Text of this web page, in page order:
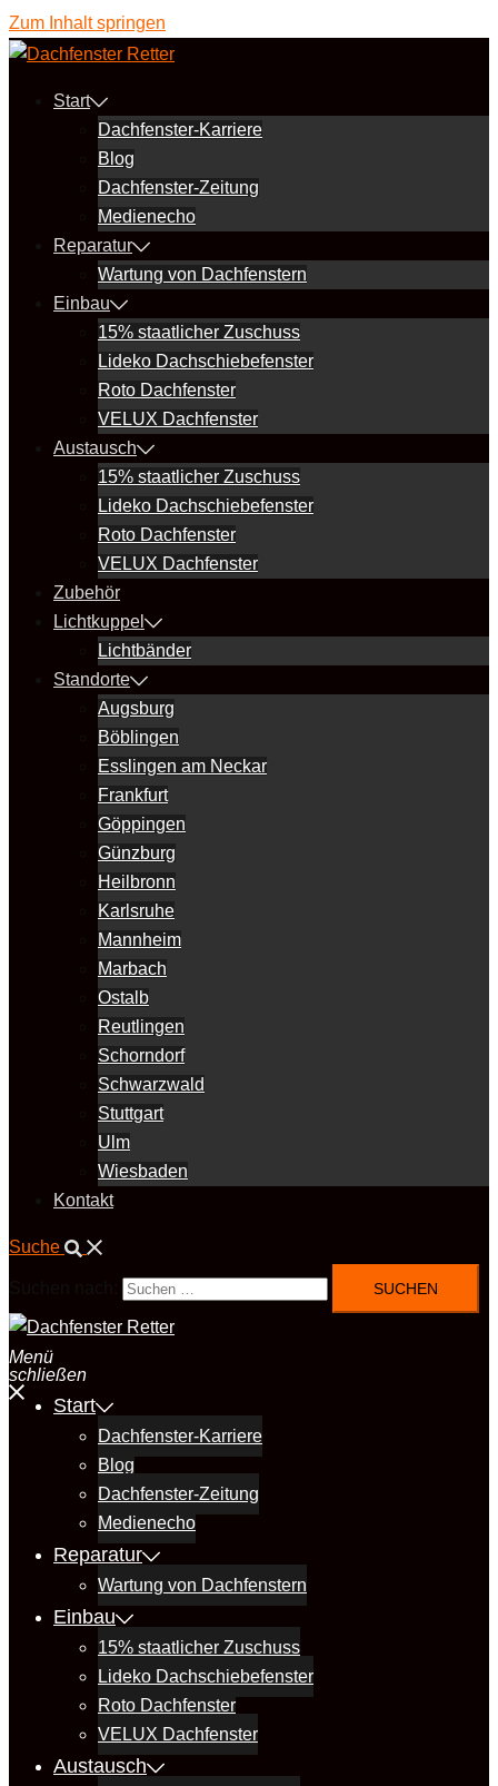
Zum Inhalt springen
Start
Dachfenster-Karriere
Blog
Dachfenster-Zeitung
Medienecho
Reparatur
Wartung von Dachfenstern
Einbau
15% staatlicher Zuschuss
Lideko Dachschiebefenster
Roto Dachfenster
VELUX Dachfenster
Austausch
15% staatlicher Zuschuss
Lideko Dachschiebefenster
Roto Dachfenster
VELUX Dachfenster
Zubehör
Lichtkuppel
Lichtbänder
Standorte
Augsburg
Böblingen
Esslingen am Neckar
Frankfurt
Göppingen
Günzburg
Heilbronn
Karlsruhe
Mannheim
Marbach
Ostalb
Reutlingen
Schorndorf
Schwarzwald
Stuttgart
Ulm
Wiesbaden
Kontakt
Suche
Menü
schließen
Start
Dachfenster-Karriere
Blog
Dachfenster-Zeitung
Medienecho
Reparatur
Wartung von Dachfenstern
Einbau
15% staatlicher Zuschuss
Lideko Dachschiebefenster
Roto Dachfenster
VELUX Dachfenster
Austausch